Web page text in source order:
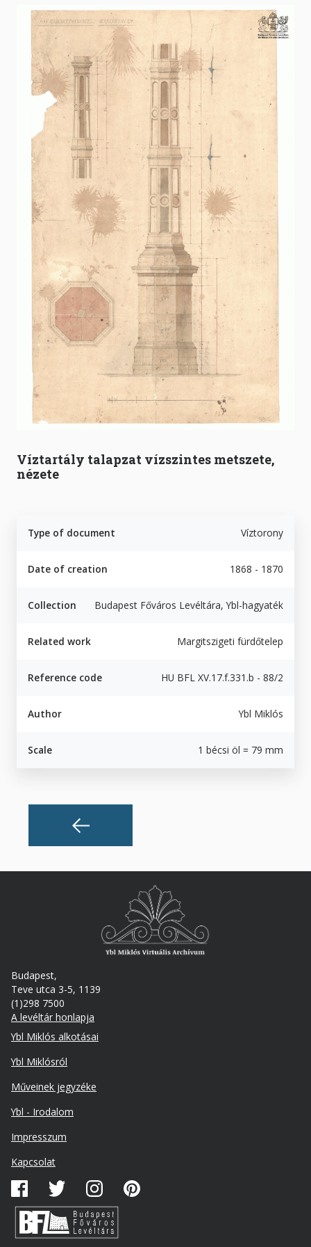
Víztartály talapzat vízszintes metszete,
nézete
Type of document Víztorony
Date of creation 1868 - 1870
Collection Budapest Főváros Levéltára, Ybl-hagyaték
Related work Margitszigeti fürdőtelep
Reference code HU BFL XV.17.f.331.b - 88/2
Author Ybl Miklós
Scale 1 bécsi öl = 79 mm
Budapest,
Teve utca 3-5, 1139
(1)298 7500
A levéltár honlapja
Footer
Ybl Miklós alkotásai
Ybl Miklósról
Műveinek jegyzéke
Ybl - Irodalom
Lábléc
másodlagos
Impresszum
Kapcsolat
Közösségi
média